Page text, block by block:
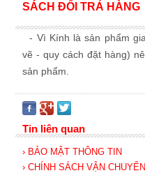
- Vì Kính là sản phẩm
vẽ - quy cách đặt hàng)
sản phẩm.
Tin liên quan
› BẢO MẬT THÔNG TIN
› CHÍNH SÁCH VẬN CHUYỂN
SÁCH ĐỔI TRẢ HÀNG